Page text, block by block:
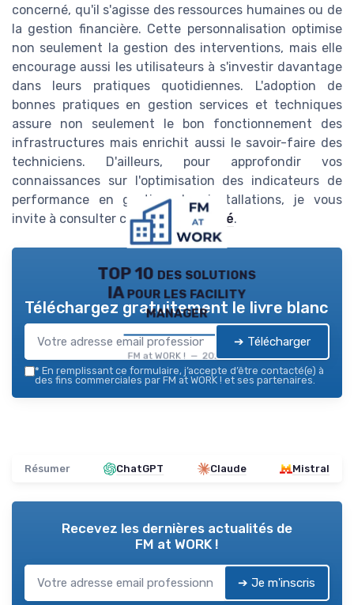
concerné, qu'il s'agisse des ressources humaines ou de
la gestion financière. Cette personnalisation optimise
non seulement la gestion des interventions, mais elle
encourage aussi les utilisateurs à s'investir davantage
dans leurs pratiques quotidiennes. L'adoption de
bonnes pratiques en gestion services et techniques
assure non seulement le bon fonctionnement des
infrastructures mais enrichit aussi le savoir-faire des
techniciens. D'ailleurs, pour approfondir vos
connaissances sur l'optimisation des indicateurs de
performance en gestion des installations, je vous
invite à consulter cetarticle détaillé.
TOP 10 des solutions
IA pour les facility
manager
FM at WORK ! — 2026
Téléchargez gratuitement le livre blanc
➔ Télécharger
* En remplissant ce formulaire, j’accepte d’être contacté(e) à
des fins commerciales par FM at WORK ! et ses partenaires.
Résumer ChatGPT Claude Mistral
Recevez les dernières actualités de
FM at WORK !
➔ Je m'inscris